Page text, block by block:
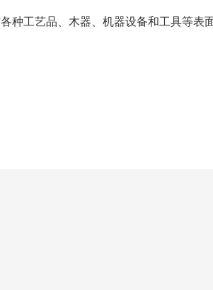
种工艺品、木器、机器设备和工具等表